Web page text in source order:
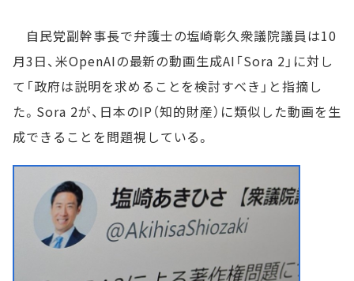
自民党副幹事長で弁護士の塩崎彰久衆議院議員は10
月3日、米OpenAIの最新の動画生成AI「Sora 2」に対し
て「政府は説明を求めることを検討すべき」と指摘し
た。Sora 2が、日本のIP（知的財産）に類似した動画を生
成できることを問題視している。